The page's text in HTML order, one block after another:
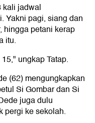
kali jadwal
Yakni pagi, siang dan
hingga petani kerap
itu.
ungkap Tatap.
(62) mengungkapkan
Si Gombar dan Si
juga dulu
pergi ke sekolah.